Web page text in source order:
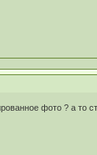
фото ? а то